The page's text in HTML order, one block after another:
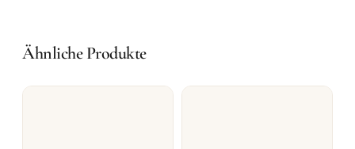
Ähnliche Produkte